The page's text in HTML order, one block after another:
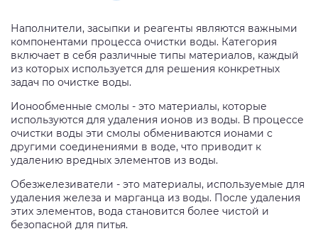
Наполнители, засыпки и реагенты являются важными
компонентами процесса очистки воды. Категория
включает в себя различные типы материалов, каждый
из которых используется для решения конкретных
задач по очистке воды.
Ионообменные смолы - это материалы, которые
используются для удаления ионов из воды. В процессе
очистки воды эти смолы обмениваются ионами с
другими соединениями в воде, что приводит к
удалению вредных элементов из воды.
Обезжелезиватели - это материалы, используемые для
удаления железа и марганца из воды. После удаления
этих элементов, вода становится более чистой и
безопасной для питья.